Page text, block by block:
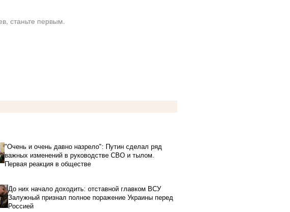
станьте первым.
"Очень и очень давно назрело": Путин сделал ряд
важных изменений в руководстве СВО и тылом.
Первая реакция в обществе
До них начало доходить: отставной главком ВСУ
Залужный признал полное поражение Украины перед
Россией